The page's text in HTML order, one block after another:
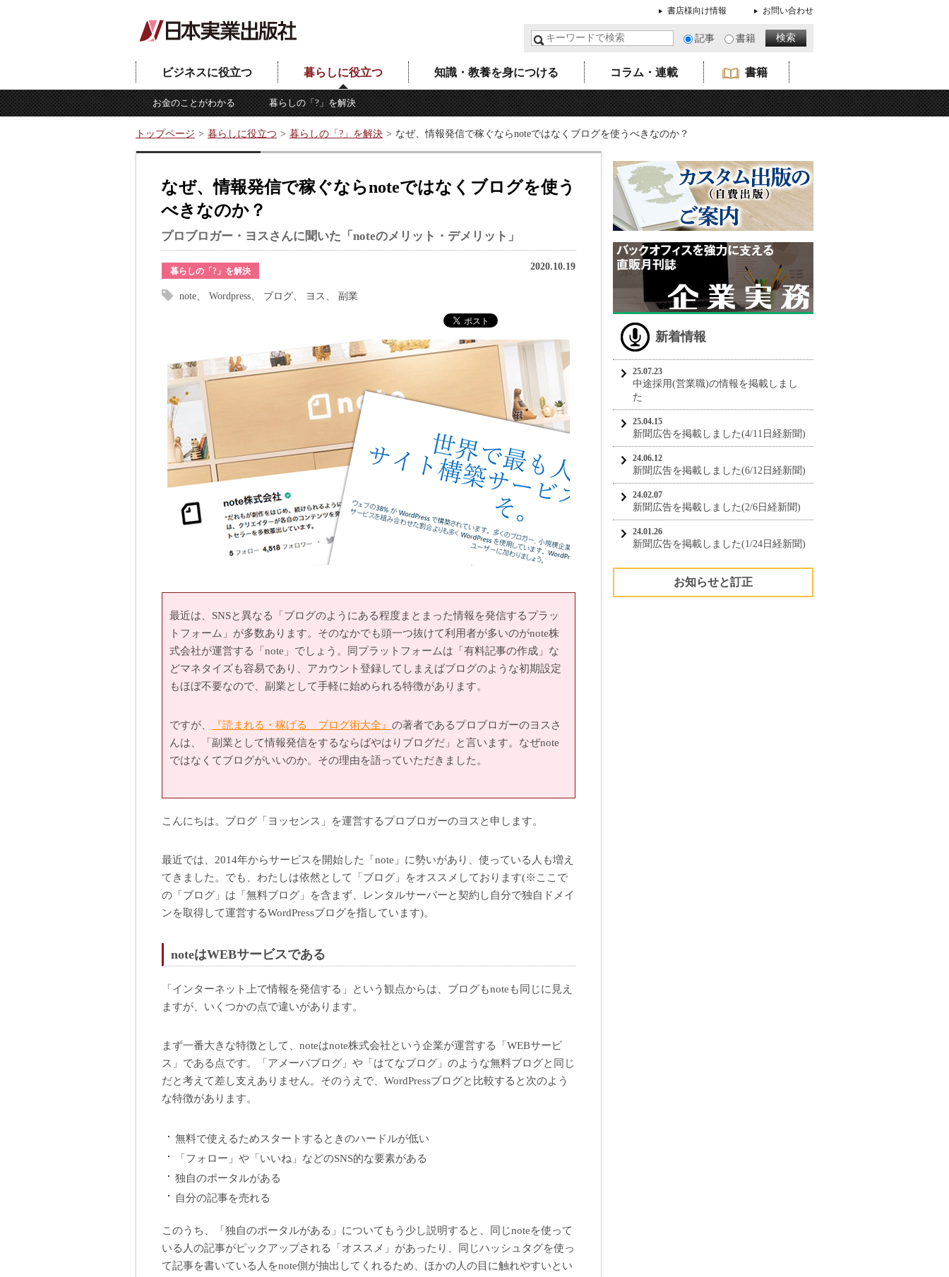
書店様向け情報 お問い合わせ
記事 書籍
ビジネスに役立つ 暮らしに役立つ
お金のことがわかる 暮らしの「?」を解決
知識・教養を身につける コラム・連載 書籍
トップページ 暮らしに役立つ 暮らしの「?」を解決 なぜ、情報発信で稼ぐならnoteではなくブログを使うべきなのか？
なぜ、情報発信で稼ぐならnoteではなくブログを使う
べきなのか？
プロブロガー・ヨスさんに聞いた「noteのメリット・デメリット」
暮らしの「?」を解決
note Wordpress ブログ ヨス 副業
2020.10.19
最近は、SNSと異なる「ブログのようにある程度まとまった情報を発信するプラッ
トフォーム」が多数あります。そのなかでも頭一つ抜けて利用者が多いのがnote株
式会社が運営する「note」でしょう。同プラットフォームは「有料記事の作成」な
どマネタイズも容易であり、アカウント登録してしまえばブログのような初期設定
もほぼ不要なので、副業として手軽に始められる特徴があります。
ですが、 『読まれる・稼げる ブログ術大全』 の著者であるプロブロガーのヨスさ
んは、「副業として情報発信をするならばやはりブログだ」と言います。なぜnote
ではなくてブログがいいのか。その理由を語っていただきました。
こんにちは。ブログ「ヨッセンス」を運営するプロブロガーのヨスと申します。
最近では、2014年からサービスを開始した「note」に勢いがあり、使っている人も増え
てきました。でも、わたしは依然として「ブログ」をオススメしております(※ここで
の「ブログ」は「無料ブログ」を含まず、レンタルサーバーと契約し自分で独自ドメイ
ンを取得して運営するWordPressブログを指しています)。
noteはWEBサービスである
「インターネット上で情報を発信する」という観点からは、ブログもnoteも同じに見え
ますが、いくつかの点で違いがあります。
まず一番大きな特徴として、noteはnote株式会社という企業が運営する「WEBサービ
ス」である点です。「アメーバブログ」や「はてなブログ」のような無料ブログと同じ
だと考えて差し支えありません。そのうえで、WordPressブログと比較すると次のよう
な特徴があります。
無料で使えるためスタートするときのハードルが低い
「フォロー」や「いいね」などのSNS的な要素がある
独自のポータルがある
自分の記事を売れる
このうち、「独自のポータルがある」についてもう少し説明すると、同じnoteを使って
いる人の記事がピックアップされる「オススメ」があったり、同じハッシュタグを使っ
て記事を書いている人をnote側が抽出してくれるため、ほかの人の目に触れやすいとい
新着情報
25.07.23
中途採用(営業職)の情報を掲載しまし
た
25.04.15
新聞広告を掲載しました(4/11日経新聞)
24.06.12
新聞広告を掲載しました(6/12日経新聞)
24.02.07
新聞広告を掲載しました(2/6日経新聞)
24.01.26
新聞広告を掲載しました(1/24日経新聞)
お知らせと訂正